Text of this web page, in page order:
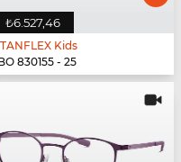
₺6.527,46
Kids
830155 - 25